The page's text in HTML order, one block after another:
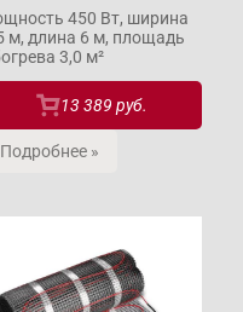
450 Вт, ширина
м, длина 6 м, площадь
3,0 м²
13 389 руб.
Подробнее »